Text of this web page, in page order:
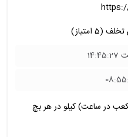
(5 امتیاز)
در ساعت) کیلو در هر بچ